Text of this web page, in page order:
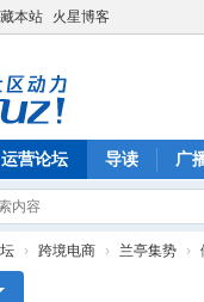
本站 火星博客
运营论坛 导读 广
› 跨境电商 › 兰亭集势 ›